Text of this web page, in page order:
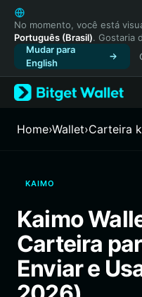
English
日本語
Tiếng Việt
Русский
Español (Latinoamérica)
Türkçe
Français
繁體中文
Bahasa Indonesia
ภาษาไทย
हिन्दी
Español
No momento, você está
Português (Brasil). Gostaria
Mudar para
English
Home›Wallet›Carteira
KAIMO
Kaimo
Carteira
Enviar e